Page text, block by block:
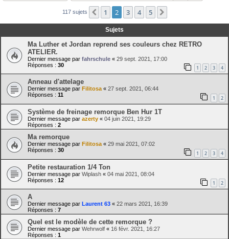
117 sujets Précédente
1 2 3 4 5
Sujets
Ma Luther et Jordan reprend ses couleurs chez RETRO
ATELIER.
Dernier message par fahrschule « 29 sept. 2021, 17:00
Réponses : 30 1 2 3 4
Anneau d'attelage
Dernier message par Filitosa« 27 sept. 2021, 06:44
Réponses : 11 1 2
Système de freinage remorque Ben Hur 1T
Dernier message par azerty « 04 juin 2021, 19:29
Réponses : 2
Ma remorque
Dernier message par Filitosa « 29 mai 2021, 07:02
Réponses : 30 1 2 3 4
Petite restauration 1/4 Ton
Dernier message par Wiplash « 04 mai 2021, 08:04
Réponses : 12 1 2
A
Dernier message par Laurent 63 « 22 mars 2021, 16:39
Réponses : 7
Quel est le modèle de cette remorque ?
Dernier message par Wehrwolf « 16 févr. 2021, 16:27
Réponses : 1